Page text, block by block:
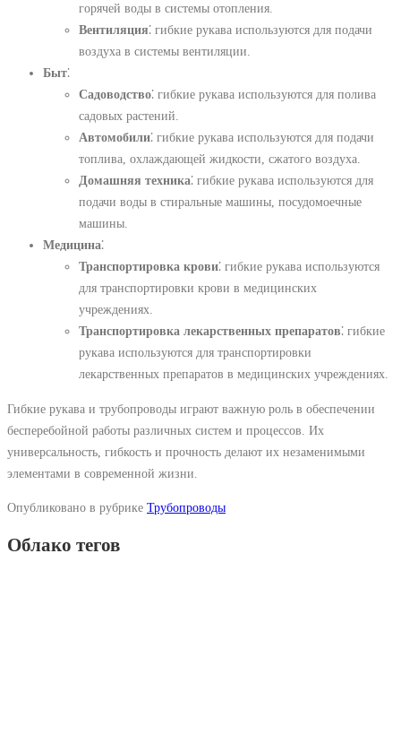
горячей воды в системы отопления.
Вентиляция⁚ гибкие рукава используются для подачи
воздуха в системы вентиляции.
Быт⁚
Садоводство⁚ гибкие рукава используются для полива
садовых растений.
Автомобили⁚ гибкие рукава используются для подачи
топлива, охлаждающей жидкости, сжатого воздуха.
Домашняя техника⁚ гибкие рукава используются для
подачи воды в стиральные машины, посудомоечные
машины.
Медицина⁚
Транспортировка крови⁚ гибкие рукава используются
для транспортировки крови в медицинских
учреждениях.
Транспортировка лекарственных препаратов⁚ гибкие
рукава используются для транспортировки
лекарственных препаратов в медицинских учреждениях.
Гибкие рукава и трубопроводы играют важную роль в обеспечении
бесперебойной работы различных систем и процессов. Их
универсальность, гибкость и прочность делают их незаменимыми
элементами в современной жизни.
Опубликовано в рубрике Трубопроводы
Облако тегов